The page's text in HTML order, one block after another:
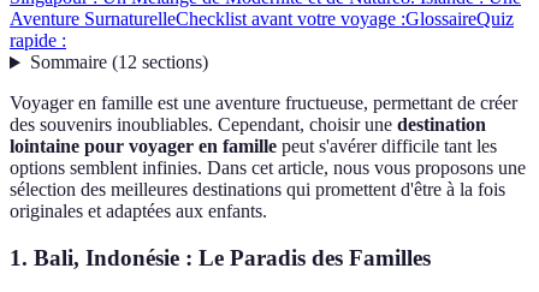
Aventure SurnaturelleChecklist avant votre voyage :GlossaireQuiz
rapide :
Sommaire(12 sections)
Voyager en famille est une aventure fructueuse, permettant de créer
des souvenirs inoubliables. Cependant, choisir une destination
lointaine pour voyager en famille peut s'avérer difficile tant les
options semblent infinies. Dans cet article, nous vous proposons une
sélection des meilleures destinations qui promettent d'être à la fois
originales et adaptées aux enfants.
1. Bali, Indonésie : Le Paradis des Familles